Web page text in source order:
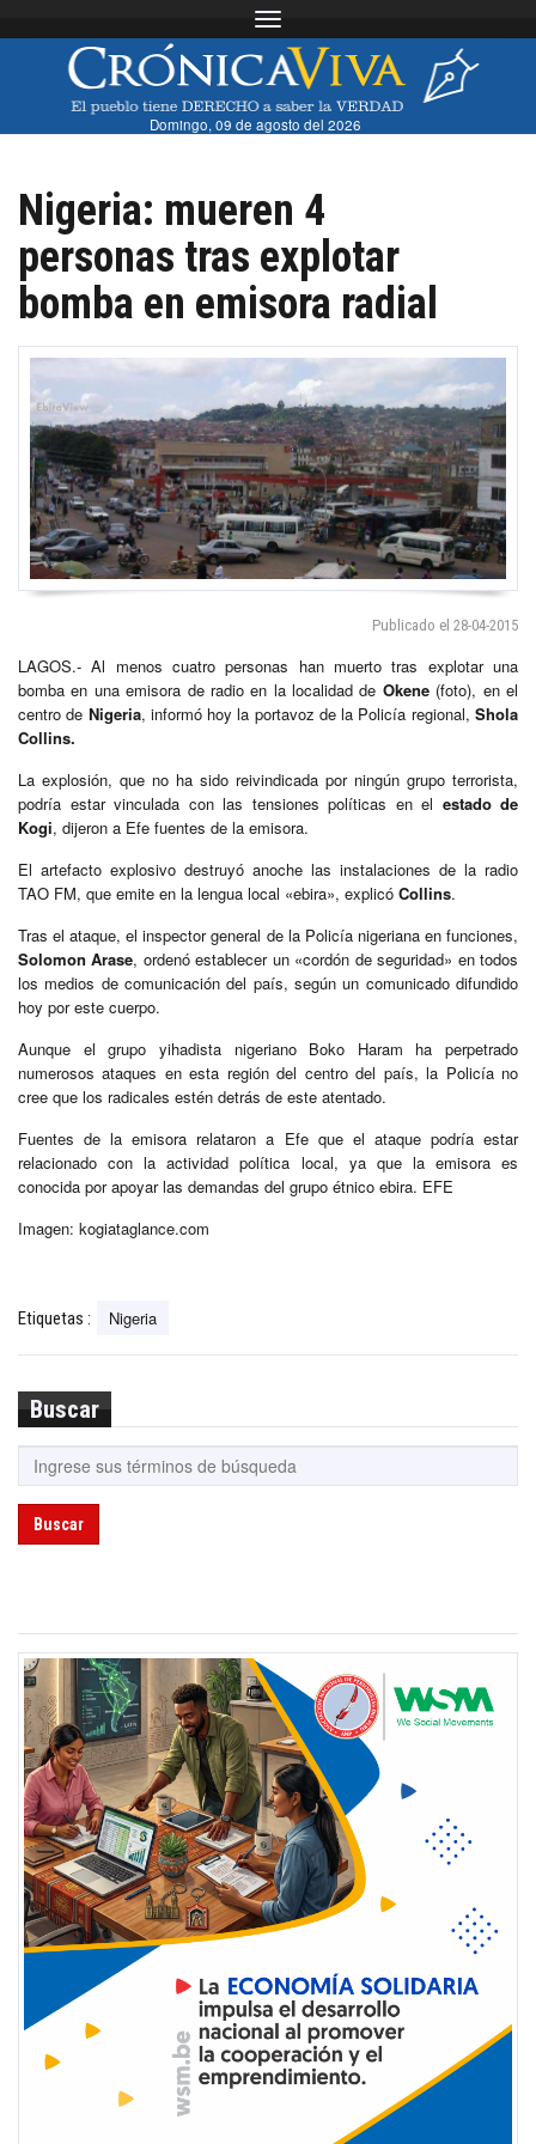
Toggle navigation
Domingo, 09 de agosto del 2026
Nigeria: mueren 4
personas tras explotar
bomba en emisora radial
Publicado el 28-04-2015
LAGOS.- Al menos cuatro personas han muerto tras explotar una
bomba en una emisora de radio en la localidad de Okene (foto), en el
centro de Nigeria, informó hoy la portavoz de la Policía regional,Shola
Collins.
La explosión, que no ha sido reivindicada por ningún grupo terrorista,
podría estar vinculada con las tensiones políticas en el estado de
Kogi, dijeron a Efe fuentes de la emisora.
El artefacto explosivo destruyó anoche las instalaciones de la radio
TAO FM, que emite en la lengua local «ebira», explicó Collins.
Tras el ataque, el inspector general de la Policía nigeriana en funciones,
Solomon Arase, ordenó establecer un «cordón de seguridad» en todos
los medios de comunicación del país, según un comunicado difundido
hoy por este cuerpo.
Aunque el grupo yihadista nigeriano Boko Haram ha perpetrado
numerosos ataques en esta región del centro del país, la Policía no
cree que los radicales estén detrás de este atentado.
Fuentes de la emisora relataron a Efe que el ataque podría estar
relacionado con la actividad política local, ya que la emisora es
conocida por apoyar las demandas del grupo étnico ebira. EFE
Imagen: kogiataglance.com
Etiquetas : Nigeria
Buscar
Buscar